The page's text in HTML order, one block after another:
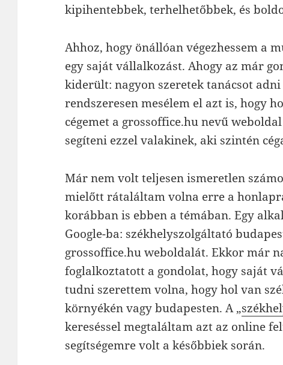
kipihentebbek, terhelhetőbbek, és
Ahhoz, hogy önállóan végezhessem a
egy saját vállalkozást. Ahogy az már
kiderült: nagyon szeretek tanácsot
rendszeresen mesélem el azt is, hogy
cégemet a grossoffice.hu nevű
segíteni ezzel valakinek, aki szintén
Már nem volt teljesen ismeretlen
mielőtt rátaláltam volna erre a
korábban is ebben a témában. Egy
Google-ba: székhelyszolgáltató
grossoffice.hu weboldalát. Ekkor már
foglalkoztatott a gondolat, hogy saját
tudni szerettem volna, hogy hol van
környékén vagy budapesten. A „
kereséssel megtaláltam azt az online
segítségemre volt a későbbiek során.